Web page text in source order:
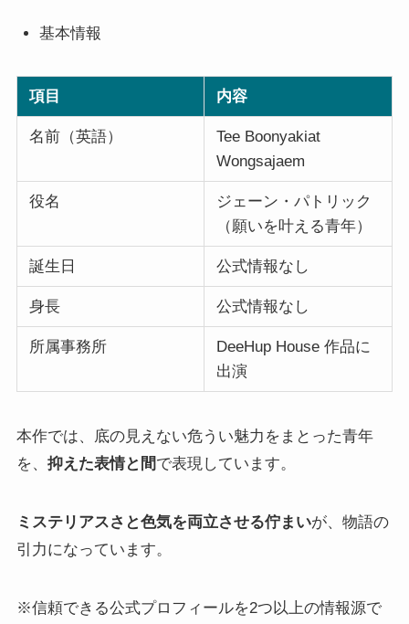
基本情報
項目 内容
名前（英語）
Tee Boonyakiat
Wongsajaem
役名
ジェーン・パトリック
（願いを叶える青年）
誕生日 公式情報なし
身長 公式情報なし
所属事務所
DeeHup House 作品に
出演
本作では、底の見えない危うい魅力をまとった青年
を、 抑えた表情と間で表現しています。
ミステリアスさと色気を両立させる佇まいが、物語の
引力になっています。
※信頼できる公式プロフィールを2つ以上の情報源で